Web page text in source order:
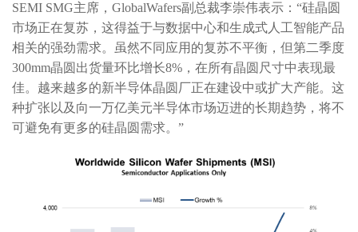
SEMI SMG主席，GlobalWafers副总裁李崇伟表示：“硅晶圆
市场正在复苏，这得益于与数据中心和生成式人工智能产品
相关的强劲需求。虽然不同应用的复苏不平衡，但第二季度
300mm晶圆出货量环比增长8%，在所有晶圆尺寸中表现最
佳。越来越多的新半导体晶圆厂正在建设中或扩大产能。这
种扩张以及向一万亿美元半导体市场迈进的长期趋势，将不
可避免有更多的硅晶圆需求。”